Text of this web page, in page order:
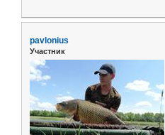
pavlonius
Участник